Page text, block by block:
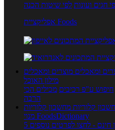
חגים ועונות לפי שיטות הכנה
אפליקציית Foods
ומאכלים מוצרים ומאכלים
מילון האוכל
חיפוש ע"פ רכיבים מכילים הכי
הרבה
קלוריות מחשבון קלוריות
מנוי FoodsDictionary
חינם - לחצו לפרטים נוספים